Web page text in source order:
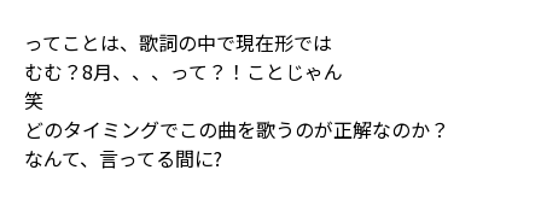
ってことは、歌詞の中で現在形では
むむ？8月、、、って？！ことじゃん
笑
どのタイミングでこの曲を歌うのが正解なのか？
なんて、言ってる間に?